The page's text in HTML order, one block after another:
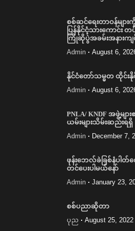
စစ်ဆင်ရေးတာဝန်မျာ
ပြန်နိုင်ငံ့သားကောင်း
ကြိုဆိုပွဲအခမ်းအနားကျ
Admin August 6,
နိုင်ငံတော်သမ္မတ ထိုင်း
Admin August 6,
PNLA/ KNDF အဖွဲ့မျ
ယမ်းများသိမ်းဆည်းရရှိ
Admin December 7,
ဖုန်းဘေလ်ခဲခြစ်နံပါတ်လ
တင်ပေးပါမယ်နော်
Admin January 23,
စစ်ပညာဆိုတာ
ပုည August 25, 2022